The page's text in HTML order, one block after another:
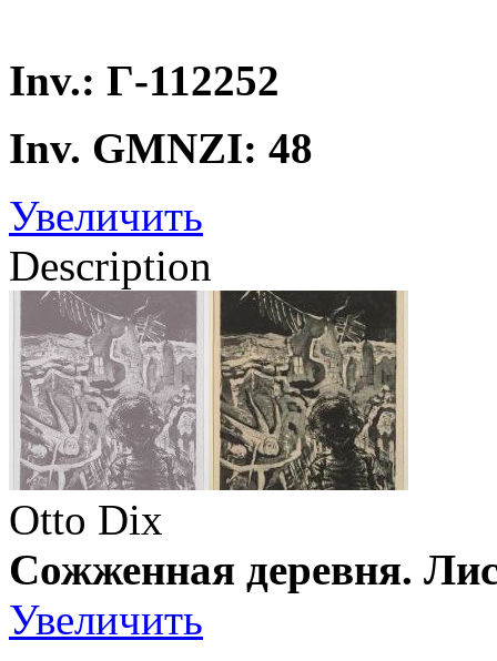
Inv.: Г-112252
Inv. GMNZI: 48
Увеличить
Description
Otto Dix
Сожженная деревня.
Увеличить